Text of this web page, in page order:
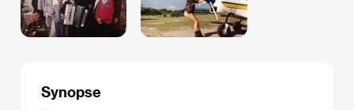
Synopse